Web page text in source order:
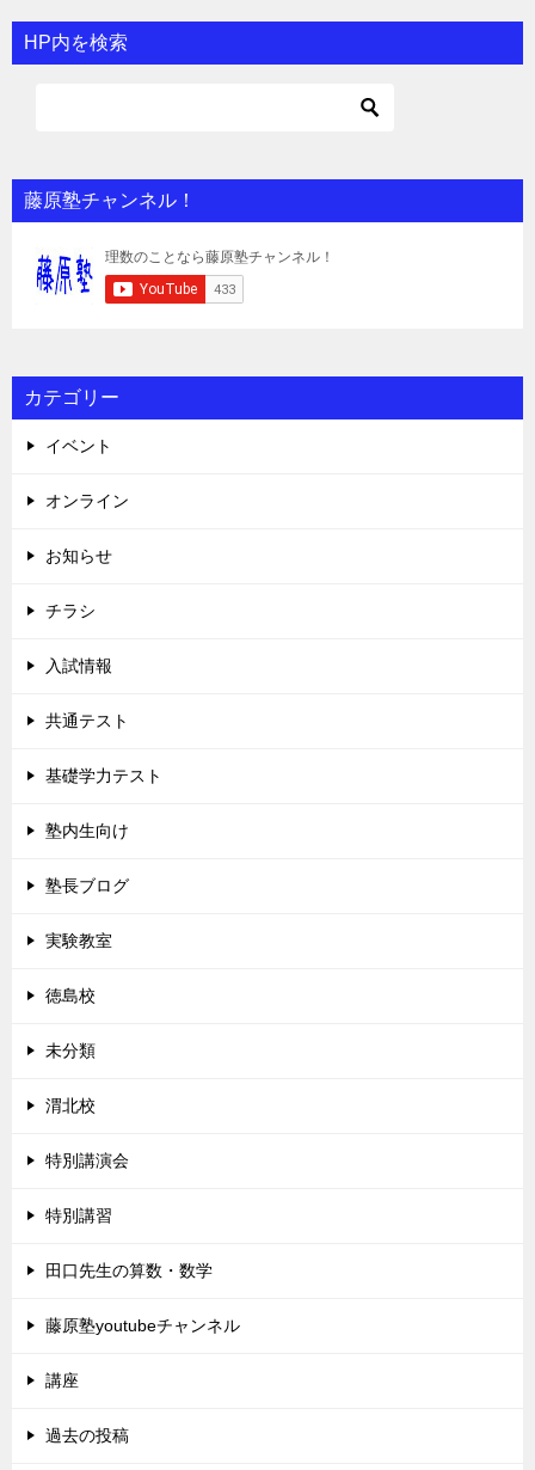
HP内を検索
藤原塾チャンネル！
カテゴリー
イベント
オンライン
お知らせ
チラシ
入試情報
共通テスト
基礎学力テスト
塾内生向け
塾長ブログ
実験教室
徳島校
未分類
渭北校
特別講演会
特別講習
田口先生の算数・数学
藤原塾youtubeチャンネル
講座
過去の投稿